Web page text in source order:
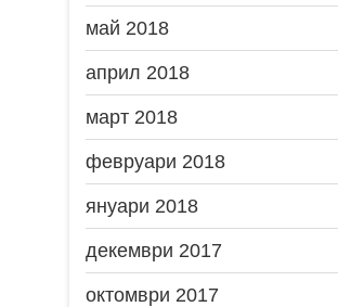
май 2018
април 2018
март 2018
февруари 2018
януари 2018
декември 2017
октомври 2017